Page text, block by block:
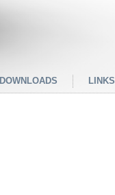
DOWNLOADS LINKS